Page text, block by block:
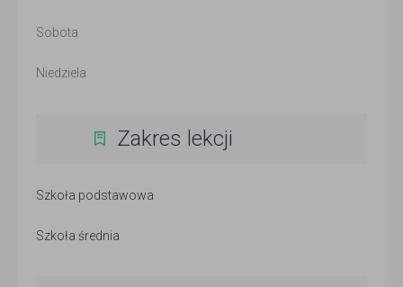
Sobota
Niedziela
Zakres lekcji
Szkoła podstawowa
Szkoła średnia